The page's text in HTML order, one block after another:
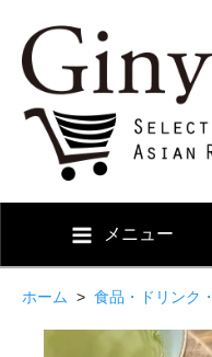
メニュー
ホーム > 食品・ドリンク